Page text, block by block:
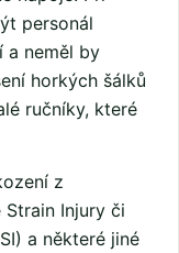
personál
a neměl by
horkých šálků
ručníky, které
z
Injury či
a některé jiné